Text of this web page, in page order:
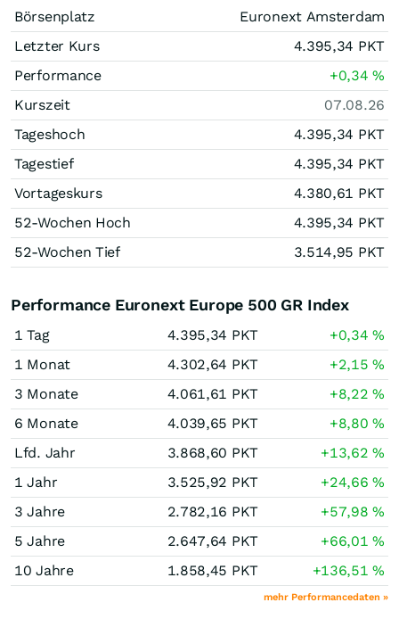
Börsenplatz
Euronext Amsterdam
Letzter Kurs
4.395,34 PKT
Performance
+0,34%
Kurszeit
07.08.26
Tageshoch
4.395,34 PKT
Tagestief
4.395,34 PKT
Vortageskurs
4.380,61 PKT
52-Wochen Hoch
4.395,34 PKT
52-Wochen Tief
3.514,95 PKT
Performance Euronext Europe 500 GR Index
1 Tag 4.395,34 PKT +0,34%
1 Monat
4.302,64 PKT +2,15%
3 Monate
4.061,61 PKT +8,22%
6 Monate
4.039,65 PKT +8,80%
Lfd. Jahr
3.868,60 PKT +13,62%
1 Jahr
3.525,92 PKT +24,66%
3 Jahre
2.782,16 PKT +57,98%
5 Jahre
2.647,64 PKT +66,01%
10 Jahre
1.858,45 PKT +136,51%
mehr Performancedaten »